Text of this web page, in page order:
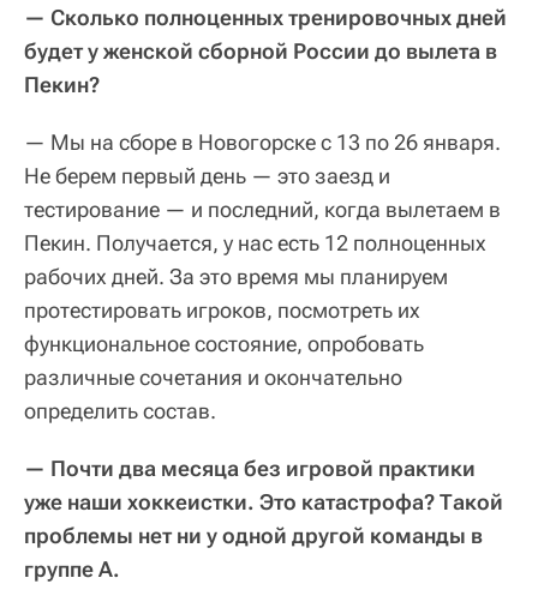
— Сколько полноценных тренировочных дней
будет у женской сборной России до вылета в
Пекин?
— Мы на сборе в Новогорске с 13 по 26 января.
Не берем первый день — это заезд и
тестирование — и последний, когда вылетаем в
Пекин. Получается, у нас есть 12 полноценных
рабочих дней. За это время мы планируем
протестировать игроков, посмотреть их
функциональное состояние, опробовать
различные сочетания и окончательно
определить состав.
— Почти два месяца без игровой практики
уже наши хоккеистки. Это катастрофа? Такой
проблемы нет ни у одной другой команды в
группе А.